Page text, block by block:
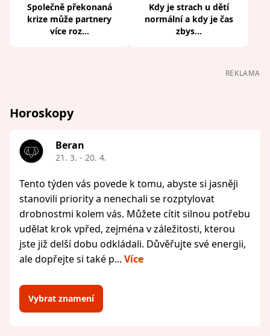
Společně překonaná
krize může partnery
více roz...
Kdy je strach u dětí
normální a kdy je čas
zbys...
REKLAMA
Horoskopy
Beran
21. 3. - 20. 4.
Tento týden vás povede k tomu, abyste si jasněji
stanovili priority a nenechali se rozptylovat
drobnostmi kolem vás. Můžete cítit silnou potřebu
udělat krok vpřed, zejména v záležitosti, kterou
jste již delší dobu odkládali. Důvěřujte své energii,
ale dopřejte si také p... Více
Vybrat znamení